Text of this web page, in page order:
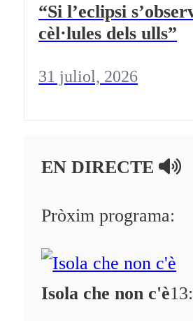
“Si l’eclipsi
cèl·lules dels ulls”
31 juliol, 2026
EN DIRECTE
Pròxim programa:
Isola che non c'è